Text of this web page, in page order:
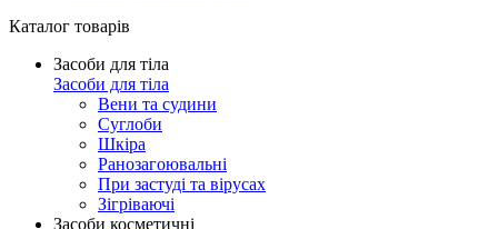
Каталог товарів
Засоби для тіла
Засоби для тіла
Вени та судини
Суглоби
Шкіра
Ранозагоювальні
При застуді та вірусах
Зігріваючі
Засоби косметичні